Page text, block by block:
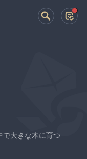
で大きな木に育つ